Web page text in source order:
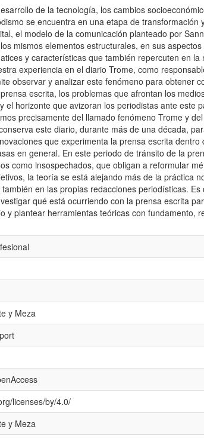
de la tecnología, los cambios
se encuentra en una etapa de transformación
el modelo de la comunicación planteado por
mismos elementos estructurales, en sus
y características que también repercuten en la
experiencia en el diario Trome, como
observar y analizar este fenómeno para obtener
escrita, los problemas que afrontan los
el horizonte que avizoran los periodistas ante este
precisamente del llamado fenómeno Trome y
este diario, durante más de una década,
que experimenta la prensa escrita dentro
en general. En este periodo de tránsito de la
como insospechados, que obligan a reformular
la teoría se está alejando más de la práctica
en las propias redacciones periodísticas. Es
qué está ocurriendo con la prensa escrita
y plantear herramientas teóricas con fundamento,
y Meza
licenses/by/4.0/
y Meza